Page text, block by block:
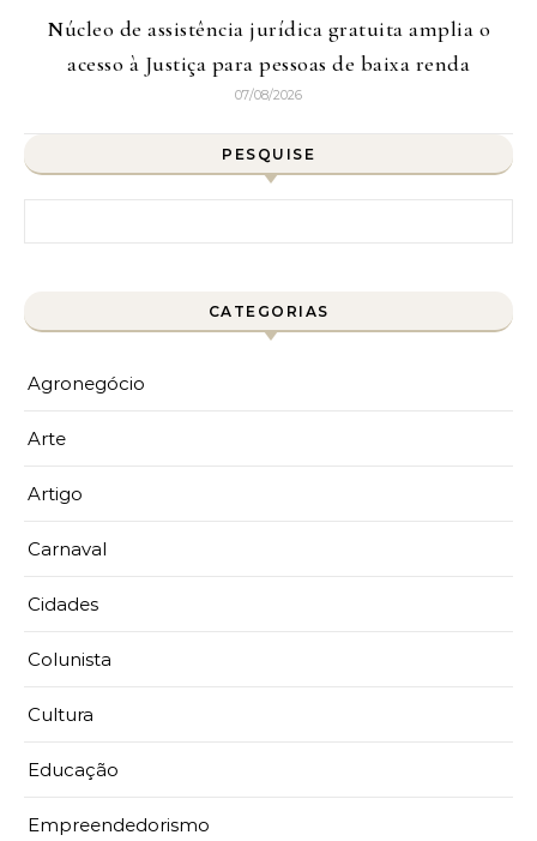
Núcleo de assistência jurídica gratuita amplia o
acesso à Justiça para pessoas de baixa renda
07/08/2026
PESQUISE
CATEGORIAS
Agronegócio
Arte
Artigo
Carnaval
Cidades
Colunista
Cultura
Educação
Empreendedorismo